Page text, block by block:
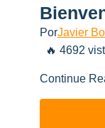
PorJavier
🔥 4692
Continue